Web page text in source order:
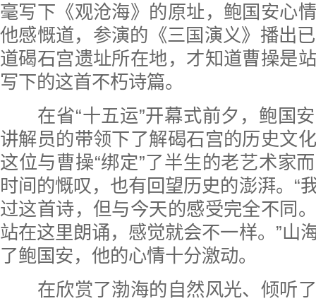
毫写下《观沧海》的原址，鲍国安心
他感慨道，参演的《三国演义》播出
道碣石宫遗址所在地，才知道曹操是
写下的这首不朽诗篇。
在省“十五运”开幕式前夕，鲍国安
讲解员的带领下了解碣石宫的历史文
这位与曹操“绑定”了半生的老艺术家
时间的慨叹，也有回望历史的澎湃。“
过这首诗，但与今天的感受完全不同
站在这里朗诵，感觉就会不一样。”山
了鲍国安，他的心情十分激动。
在欣赏了渤海的自然风光、倾听了